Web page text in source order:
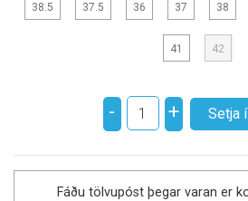
38.5 37.5 36 37 38
41 42
- +
Fáðu tölvupóst þegar varan er